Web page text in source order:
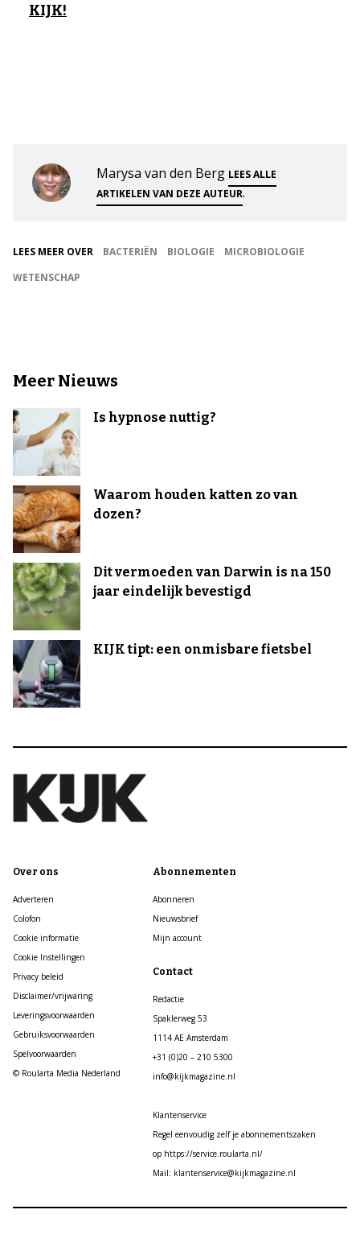
KIJK!
Marysa van den Berg LEES ALLE
ARTIKELEN VAN DEZE AUTEUR.
LEES MEER OVER BACTERIËN BIOLOGIE
MICROBIOLOGIE
WETENSCHAP
Meer Nieuws
Is hypnose nuttig?
Waarom houden katten zo van
dozen?
Dit vermoeden van Darwin is na 150
jaar eindelijk bevestigd
KIJK tipt: een onmisbare fietsbel
Over ons
Adverteren
Colofon
Cookie informatie
Cookie Instellingen
Privacy beleid
Disclaimer/vrijwaring
Leveringsvoorwaarden
Gebruiksvoorwaarden
Spelvoorwaarden
© Roularta Media Nederland
Abonnementen
Abonneren
Nieuwsbrief
Mijn account
Contact
Redactie
Spaklerweg 53
1114 AE Amsterdam
+31 (0)20 – 210 5300
info@kijkmagazine.nl
Klantenservice
Regel eenvoudig zelf je abonnementszaken
op https://service.roularta.nl/
Mail: klantenservice@kijkmagazine.nl